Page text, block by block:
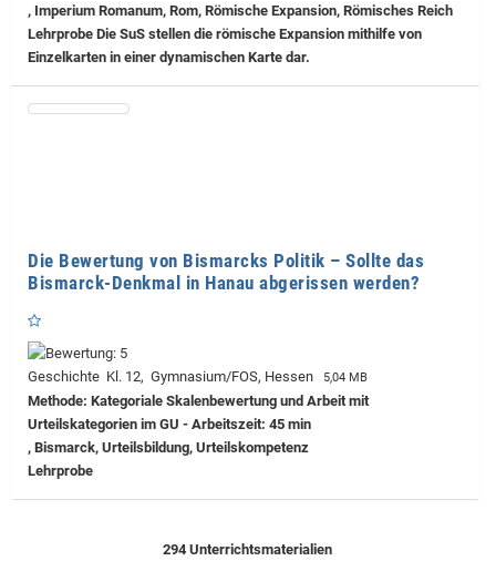
, Imperium Romanum, Rom, Römische Expansion, Römisches Reich
Lehrprobe Die SuS stellen die römische Expansion mithilfe von
Einzelkarten in einer dynamischen Karte dar.
Die Bewertung von Bismarcks Politik – Sollte das
Bismarck-Denkmal in Hanau abgerissen werden?
Geschichte Kl. 12, Gymnasium/FOS, Hessen 5,04 MB
Methode: Kategoriale Skalenbewertung und Arbeit mit
Urteilskategorien im GU - Arbeitszeit: 45 min
, Bismarck, Urteilsbildung, Urteilskompetenz
Lehrprobe
294 Unterrichtsmaterialien